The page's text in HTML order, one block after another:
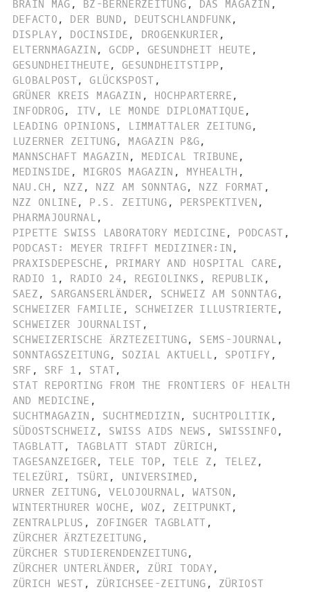
BRAIN MAG , BZ-BERNERZEITUNG , DAS MAGAZIN ,
DEFACTO , DER BUND , DEUTSCHLANDFUNK,
DISPLAY, DOCINSIDE , DROGENKURIER ,
ELTERNMAGAZIN , GCDP , GESUNDHEIT HEUTE ,
GESUNDHEITHEUTE , GESUNDHEITSTIPP,
GLOBALPOST, GLÜCKSPOST ,
GRÜNER KREIS MAGAZIN , HOCHPARTERRE ,
INFODROG, ITV , LE MONDE DIPLOMATIQUE ,
LEADING OPINIONS , LIMMATTALER ZEITUNG,
LUZERNER ZEITUNG, MAGAZIN P&G,
MANNSCHAFT MAGAZIN , MEDICAL TRIBUNE ,
MEDINSIDE , MIGROS MAGAZIN , MYHEALTH ,
NAU.CH , NZZ , NZZ AM SONNTAG, NZZ FORMAT ,
NZZ ONLINE , P.S. ZEITUNG , PERSPEKTIVEN ,
PHARMAJOURNAL ,
PIPETTE SWISS LABORATORY MEDICINE , PODCAST ,
PODCAST: MEYER TRIFFT MEDIZINER:IN ,
PRAXISDEPESCHE , PRIMARY AND HOSPITAL CARE ,
RADIO 1 , RADIO 24, REGIOLINKS , REPUBLIK ,
SAEZ , SARGANSERLÄNDER, SCHWEIZ AM SONNTAG,
SCHWEIZER FAMILIE , SCHWEIZER ILLUSTRIERTE ,
SCHWEIZER JOURNALIST ,
SCHWEIZERISCHE ÄRZTEZEITUNG, SEMS-JOURNAL ,
SONNTAGSZEITUNG, SOZIAL AKTUELL , SPOTIFY ,
SRF , SRF 1 , STAT,
STAT REPORTING FROM THE FRONTIERS OF HEALTH
AND MEDICINE ,
SUCHTMAGAZIN , SUCHTMEDIZIN , SUCHTPOLITIK ,
SÜDOSTSCHWEIZ , SWISS AIDS NEWS , SWISSINFO ,
TAGBLATT, TAGBLATT STADT ZÜRICH ,
TAGESANZEIGER, TELE TOP, TELE Z , TELEZ ,
TELEZÜRI , TSÜRI , UNIVERSIMED ,
URNER ZEITUNG, VELOJOURNAL , WATSON ,
WINTERTHURER WOCHE , WOZ , ZEITPUNKT,
ZENTRALPLUS , ZOFINGER TAGBLATT ,
ZÜRCHER ÄRZTEZEITUNG ,
ZÜRCHER STUDIERENDENZEITUNG,
ZÜRCHER UNTERLÄNDER, ZÜRI TODAY,
ZÜRICH WEST , ZÜRICHSEE-ZEITUNG , ZÜRIOST